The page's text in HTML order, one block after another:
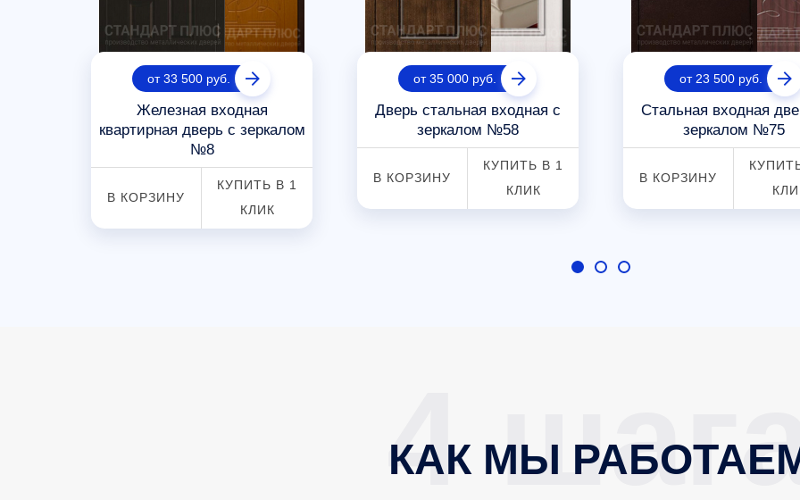
от 33 500 руб.
Железная входная
квартирная дверь с зеркалом
№8
В КОРЗИНУ
КУПИТЬ В 1
КЛИК
от 35 000 руб.
Дверь стальная входная с
зеркалом №58
В КОРЗИНУ
КУПИТЬ В 1
КЛИК
от 23 500 руб.
Стальная входная
зеркалом №75
В КОРЗИНУ
КАК МЫ